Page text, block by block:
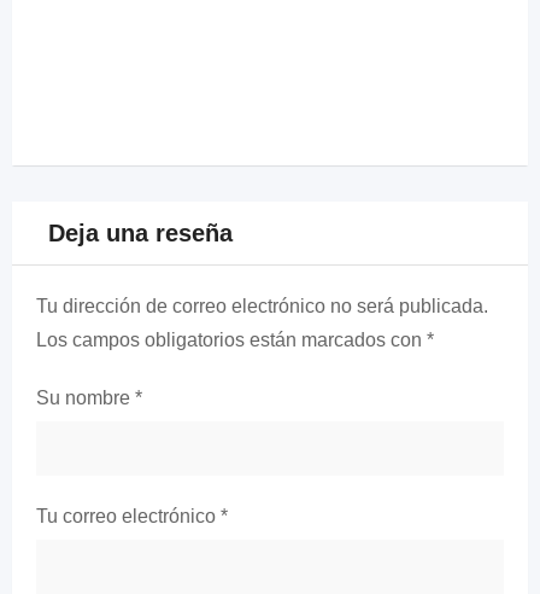
Deja una reseña
Tu dirección de correo electrónico no será publicada.
Los campos obligatorios están marcados con *
Su nombre *
Tu correo electrónico *